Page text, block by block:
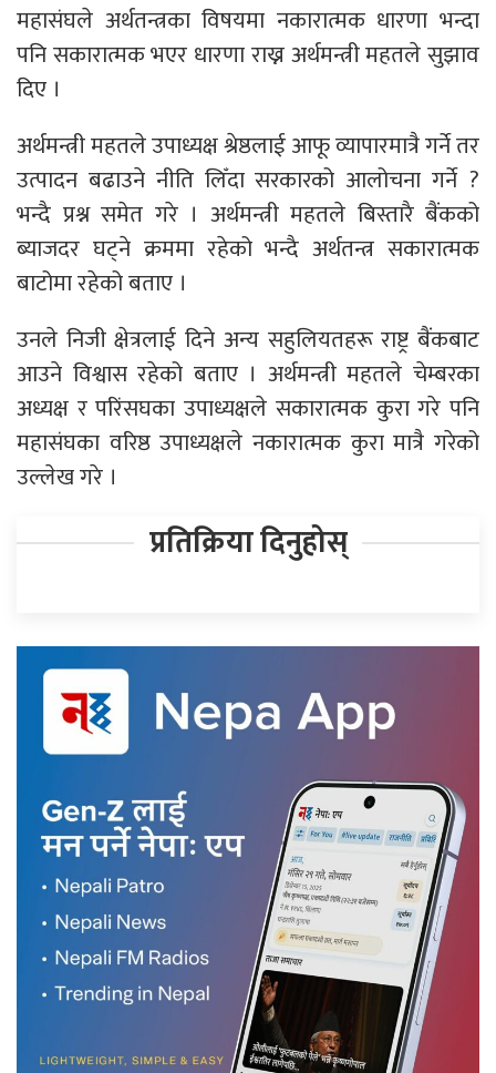
महासंघले अर्थतन्त्रका विषयमा नकारात्मक धारणा भन्दा
पनि सकारात्मक भएर धारणा राख्न अर्थमन्त्री महतले सुझाव
दिए ।
अर्थमन्त्री महतले उपाध्यक्ष श्रेष्ठलाई आफू व्यापारमात्रै गर्ने तर
उत्पादन बढाउने नीति लिँदा सरकारको आलोचना गर्ने ?
भन्दै प्रश्न समेत गरे । अर्थमन्त्री महतले बिस्तारै बैंकको
ब्याजदर घट्ने क्रममा रहेको भन्दै अर्थतन्त्र सकारात्मक
बाटोमा रहेको बताए ।
उनले निजी क्षेत्रलाई दिने अन्य सहुलियतहरू राष्ट्र बैंकबाट
आउने विश्वास रहेको बताए । अर्थमन्त्री महतले चेम्बरका
अध्यक्ष र परिंसघका उपाध्यक्षले सकारात्मक कुरा गरे पनि
महासंघका वरिष्ठ उपाध्यक्षले नकारात्मक कुरा मात्रै गरेको
उल्लेख गरे ।
प्रतिक्रिया दिनुहोस्